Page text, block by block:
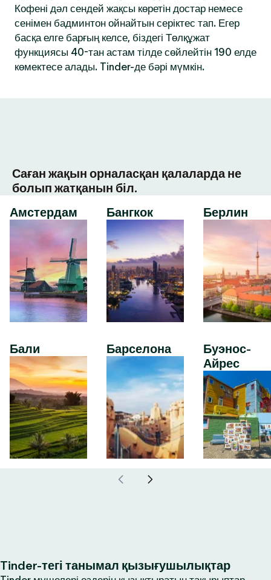
Кофені дәл сендей жақсы көретін достар немесе
сенімен бадминтон ойнайтын серіктес тап. Егер
басқа елге барғың келсе, біздегі Төлқұжат
функциясы 40-тан астам тілде сөйлейтін 190 елде
көмектесе алады. Tinder-де бәрі мүмкін.
Саған жақын орналасқан қалаларда не
болып жатқанын біл.
Амстердам
Бали
Бангкок
Барселона
Берлин
Буэнос-
Айрес
Tinder-тегі танымал қызығушылықтар